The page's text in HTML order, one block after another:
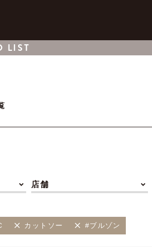
LIST
店舗
カットソー #ブルゾン